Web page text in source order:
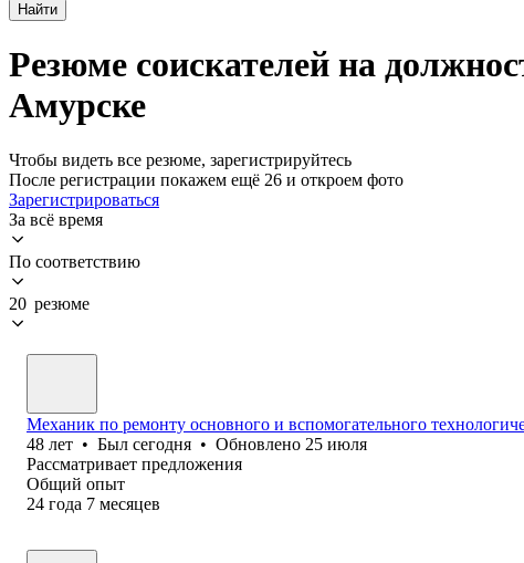
Найти
Резюме соискателей на
Амурске
Чтобы видеть все резюме, зарегистрируйтесь
После регистрации покажем ещё 26 и откроем фото
Зарегистрироваться
За всё время
По соответствию
20 резюме
Механик по ремонту основного и вспомогательного
48 лет • Был сегодня • Обновлено 25 июля
Рассматривает предложения
Общий опыт
24 года 7 месяцев